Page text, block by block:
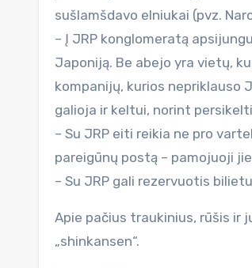
sušlamšdavo elniukai (pvz.
– Į JRP konglomeratą
Japoniją. Be abejo yra vietų,
kompanijų, kurios nepriklauso
galioja ir keltui, norint
– Su JRP eiti reikia ne pro
pareigūnų postą – pamojuoji
– Su JRP gali rezervuotis
Apie pačius traukinius, rūšis ir
„shinkansen“.